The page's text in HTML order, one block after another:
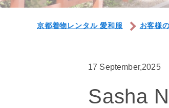
京都着物レンタル 愛和服 お客様
17 September,2025
Sasha